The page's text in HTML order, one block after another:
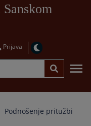
Prijava
Podnošenje pritužbi